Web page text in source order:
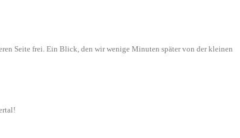
Seite frei. Ein Blick, den wir wenige Minuten später von der kleinen